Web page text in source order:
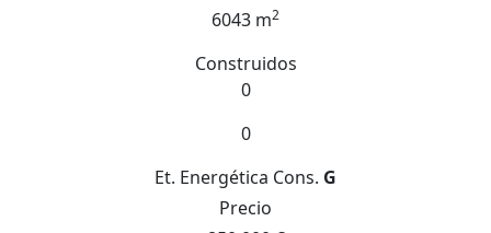
6043 m2
Construidos
0
0
Et. Energética Cons. G
Precio